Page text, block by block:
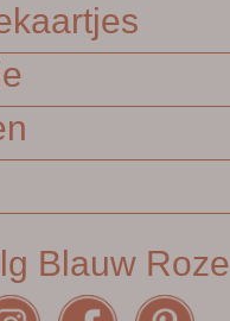
Blauw Roze